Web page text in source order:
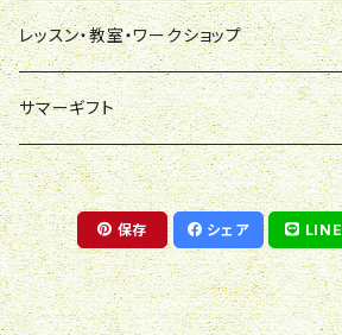
その他・おまかせ
アーティフィシャルフラワー
オーダーメード・買取
貸出・レンタル
弔事用
アーティフィシャルフラワー
慶事用
弔事用
レンタル
ハーバリューム
デザイナーズおまかせ
デザイナーズオリジナル
その他
インテリア（中鉢系・ミニ観葉・多肉）
その他
母の日GIF
その他
ウインターギフト（お歳暮）
シクラメン
ポインセチア
その他の花鉢
その他
お悔み
その他
レッスン・教室・ワークショップ
ワークショップ（お店で）
ワークショップ（出張）
レッスン
サマーギフト
花束・アレンジメント・スタンディングブーケ
観葉植物
多肉植物
蘭
保存 シェア LINE